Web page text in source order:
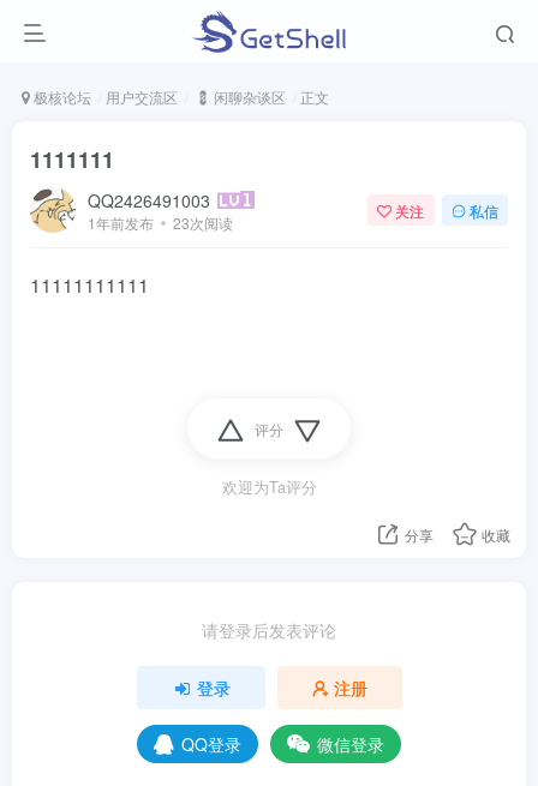
极核论坛 用户交流区 💈 闲聊杂谈区 正文
1111111
QQ2426491003
1年前发布 23次阅读
关注 私信
11111111111
评分
欢迎为Ta评分
分享 收藏
请登录后发表评论
登录 注册
QQ登录 微信登录